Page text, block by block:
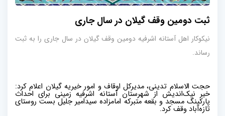
ثبت دومین وقف گیلان در سال جاری
نیکوکار اهل آستانه اشرفیه دومین وقف گیلان در سال جاری را به ثبت
رساند.
حجت الاسلام تدینی، مدیرکل اوقاف و امور خیریه گیلان اعلام کرد:
خیر نیک‌اندیش از شهرستان آستانه اشرفیه زمینی برای احداث
پارکینگ مسجد و بقعه متبرکه امامزاده سیدامیر جلیل بست روستای
تازه‌آباد وقف کرد.